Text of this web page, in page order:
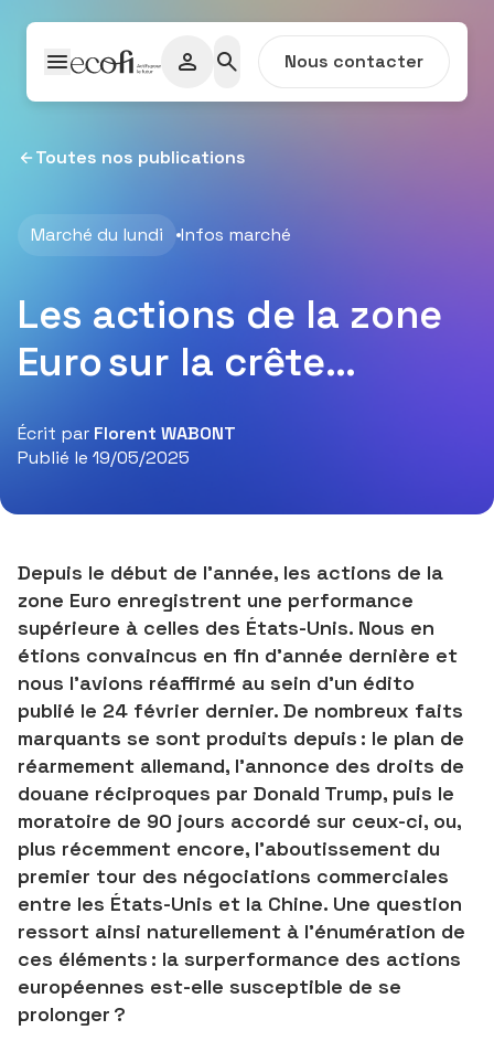
Nous contacter
Toutes nos publications
Marché du lundi Infos marché
Les actions de la zone
Euro sur la crête…
Écrit par Florent WABONT
Publié le 19/05/2025
Depuis le début de l’année, les actions de la
zone Euro enregistrent une performance
supérieure à celles des États-Unis. Nous en
étions convaincus en fin d’année dernière et
nous l’avions réaffirmé au sein d’un édito
publié le 24 février dernier. De nombreux faits
marquants se sont produits depuis : le plan de
réarmement allemand, l’annonce des droits de
douane réciproques par Donald Trump, puis le
moratoire de 90 jours accordé sur ceux-ci, ou,
plus récemment encore, l’aboutissement du
premier tour des négociations commerciales
entre les États-Unis et la Chine. Une question
ressort ainsi naturellement à l’énumération de
ces éléments : la surperformance des actions
européennes est-elle susceptible de se
prolonger ?